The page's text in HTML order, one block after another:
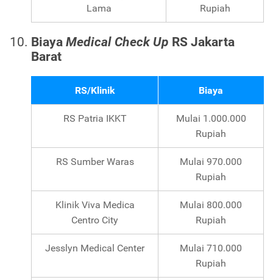
Lama
Rupiah
Biaya Medical Check Up RS Jakarta
Barat
RS/Klinik Biaya
RS Patria IKKT
Mulai 1.000.000
Rupiah
RS Sumber Waras
Mulai 970.000
Rupiah
Klinik Viva Medica
Centro City
Mulai 800.000
Rupiah
Jesslyn Medical Center
Mulai 710.000
Rupiah